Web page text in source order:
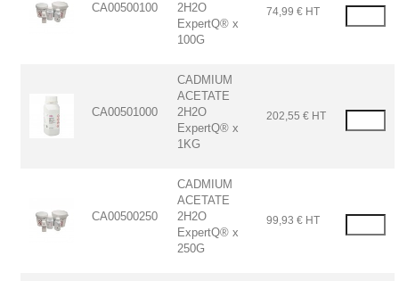
CA00500100
2H2O
ExpertQ® x
100G
74,99 € HT
CA00501000
CADMIUM
ACETATE
2H2O
ExpertQ® x
1KG
202,55 € HT
CA00500250
CADMIUM
ACETATE
2H2O
ExpertQ® x
250G
99,93 € HT